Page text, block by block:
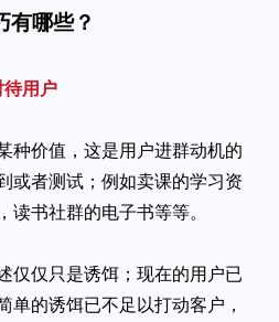
有哪些？
用户
种价值，这是用户进群动机的
或者测试；例如卖课的学习资
书社群的电子书等等。
仅仅只是诱饵；现在的用户已
单的诱饵已不足以打动客户，